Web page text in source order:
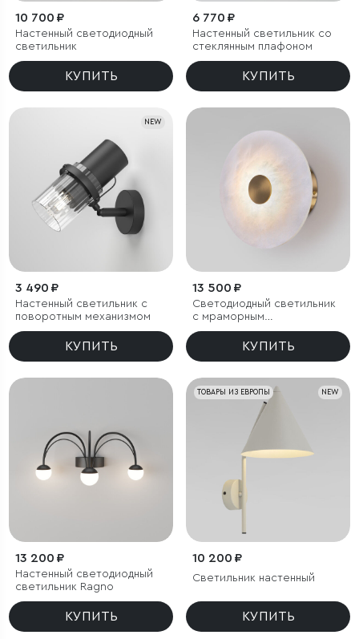
10 700 ₽
Настенный светодиодный
светильник
КУПИТЬ
6 770 ₽
Настенный светильник со
стеклянным плафоном
КУПИТЬ
NEW
3 490 ₽
Настенный светильник с
поворотным механизмом
КУПИТЬ
13 500 ₽
Светодиодный светильник
с мраморным
рассеивателем
КУПИТЬ
13 200 ₽
Настенный светодиодный
светильник Ragno
КУПИТЬ
NEW
ТОВАРЫ ИЗ ЕВРОПЫ
10 200 ₽
Светильник настенный
КУПИТЬ